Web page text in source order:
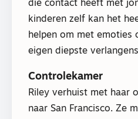
die contact heeft met
kinderen zelf kan het
helpen om met emoties
eigen diepste
Controlekamer
Riley verhuist met haar
naar San Francisco. Ze